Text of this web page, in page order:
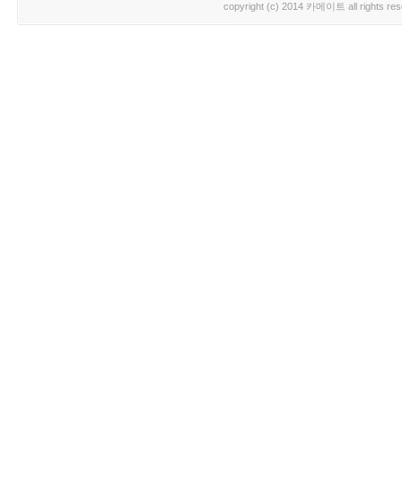
copyright (c) 2014 카메이트 all rights